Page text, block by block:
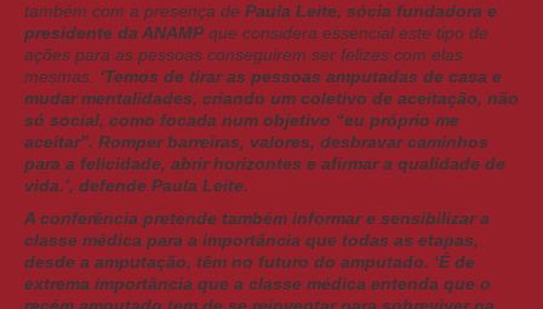
também com a presença de Paula Leite, sócia fundadora e
presidente da ANAMPque considera essencial este tipo de
ações para as pessoas conseguirem ser felizes com elas
mesmas. ‘Temos de tirar as pessoas amputadas de casa e
mudar mentalidades, criando um coletivo de aceitação, não
só social, como focada num objetivo “eu próprio me
aceitar”. Romper barreiras, valores, desbravar caminhos
para a felicidade, abrir horizontes e afirmar a qualidade de
vida.’, defende Paula Leite.
A conferência pretende também informar e sensibilizar a
classe médica para a importância que todas as etapas,
desde a amputação, têm no futuro do amputado. ‘É de
extrema importância que a classe médica entenda que o